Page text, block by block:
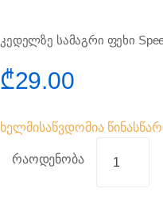
კედელზე სამაგრი ფეხი
₾29.00
ხელმისაწვდომია
რაოდენობა